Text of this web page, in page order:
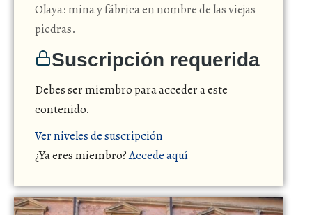
Olaya: mina y fábrica en nombre de las viejas
piedras.
Suscripción requerida
Debes ser miembro para acceder a este
contenido.
Ver niveles de suscripción
¿Ya eres miembro?Accede aquí